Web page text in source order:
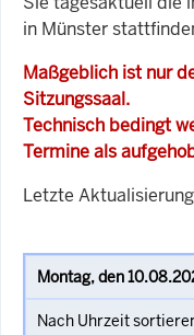
in Münster
Maßgeblich ist nur
Sitzungssaal.
Technisch bedingt
Termine als
Letzte